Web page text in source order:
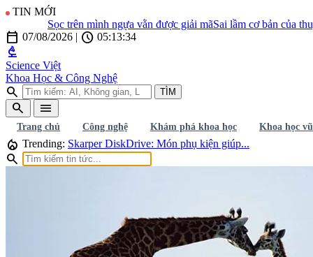
TIN MỚI
Sọc trên mình ngựa vằn được giải mãSai lầm cơ bản của
calendar_today 07/08/2026 | schedule 05:13:35
biotech
Science Việt
Khoa Học & Công Nghệ
search TÌM
search menu
Trang chủ Công nghệ Khám phá khoa học Khoa học
local_fire_department Trending: Skarper DiskDrive: Món phụ kiện giúp...
search